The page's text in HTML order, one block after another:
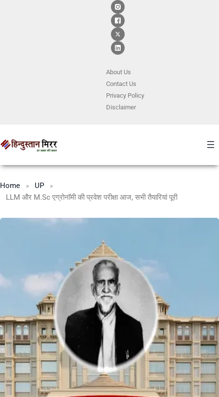
About Us
ContactUs
Privacy Policy
Disclaimer
Home
UP
LLM और M.Sc एग्रोनॉमी की प्रवेश परीक्षा आज, सभी तैयारियां पूरी